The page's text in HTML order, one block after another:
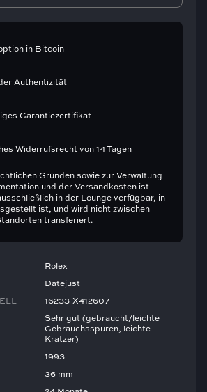
in Bitcoin
Authentizität
Garantiezertifikat
Widerrufsrecht von 14 Tagen
Gründen sowie zur Verwaltung
und der Versandkosten ist
in der Lounge verfügbar, in
ist, und wird nicht zwischen
transferiert.
Rolex
Datejust
16233-X412607
Sehr gut (gebraucht/leichte
Gebrauchsspuren, leichte
Kratzer)
1993
36 mm